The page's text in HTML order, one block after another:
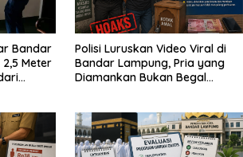
Bandar
Meter
Polisi Luruskan Video Viral di
Bandar Lampung, Pria yang
Diamankan Bukan Begal